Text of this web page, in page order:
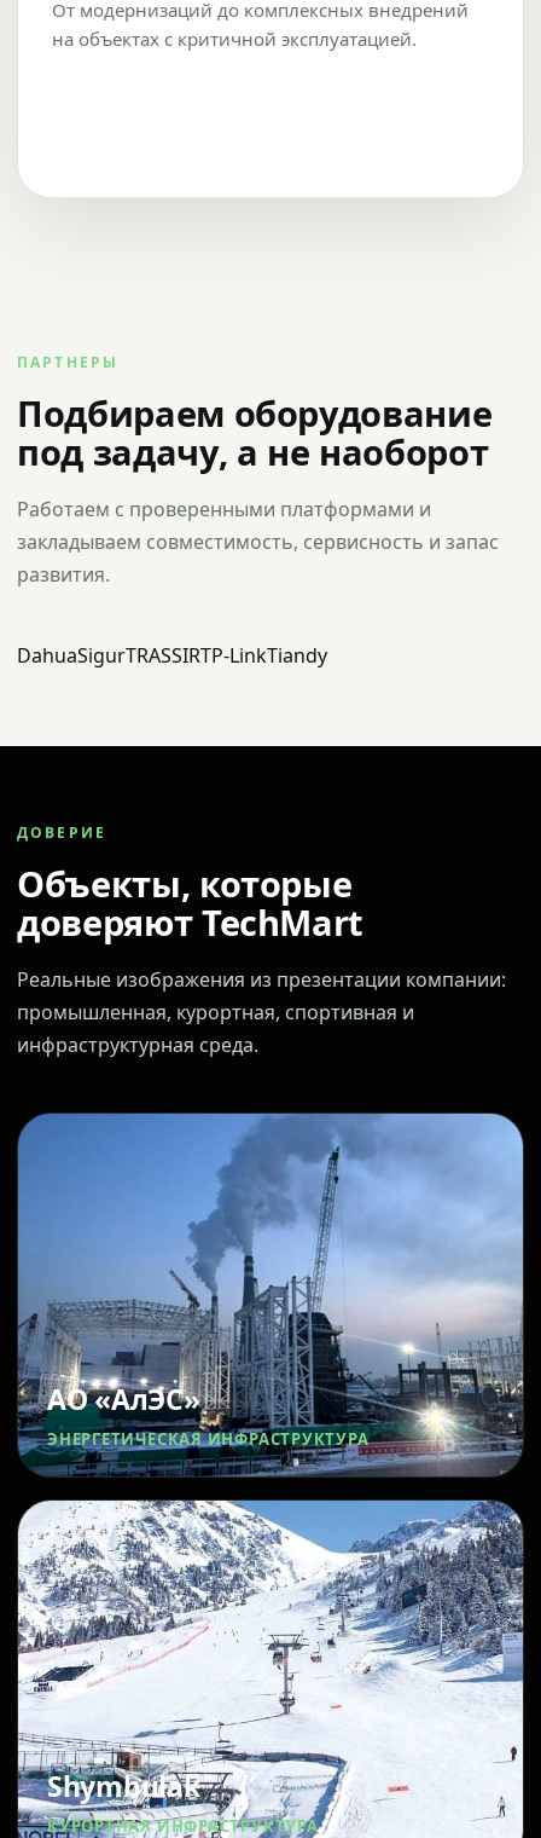
От модернизаций до комплексных внедрений
на объектах с критичной эксплуатацией.
ПАРТНЕРЫ
Подбираем оборудование
под задачу, а не наоборот
Работаем с проверенными платформами и
закладываем совместимость, сервисность и запас
развития.
DahuaSigurTRASSIRTP-LinkTiandy
ДОВЕРИЕ
Объекты, которые
доверяют TechMart
Реальные изображения из презентации компании:
промышленная, курортная, спортивная и
инфраструктурная среда.
АО «АлЭС»
ЭНЕРГЕТИЧЕСКАЯ ИНФРАСТРУКТУРА
Shymbulak
КУРОРТНАЯ ИНФРАСТРУКТУРА